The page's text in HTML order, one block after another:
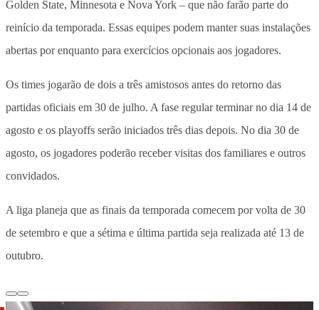
Golden State, Minnesota e Nova York – que não farão parte do
reinício da temporada. Essas equipes podem manter suas instalações
abertas por enquanto para exercícios opcionais aos jogadores.
Os times jogarão de dois a três amistosos antes do retorno das
partidas oficiais em 30 de julho. A fase regular terminar no dia 14 de
agosto e os playoffs serão iniciados três dias depois. No dia 30 de
agosto, os jogadores poderão receber visitas dos familiares e outros
convidados.
A liga planeja que as finais da temporada comecem por volta de 30
de setembro e que a sétima e última partida seja realizada até 13 de
outubro.